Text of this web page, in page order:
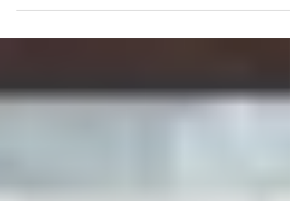
a Subscrição Confessional